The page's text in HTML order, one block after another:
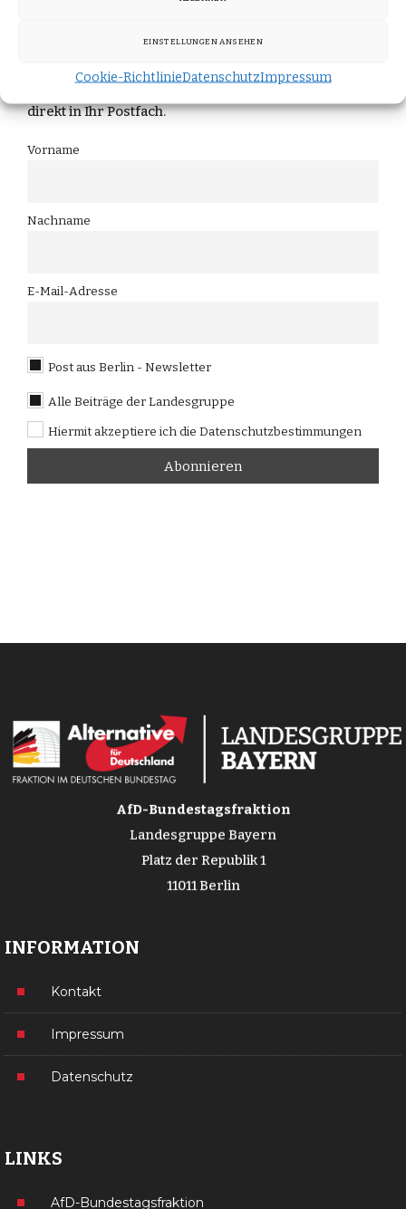
EINSTELLUNGEN ANSEHEN
Cookie-RichtlinieDatenschutzImpressum
Bleiben Sie informiert!
Berlin" an und erhalten Sie die neuesten Updates
direkt in Ihr Postfach.
Vorname
Nachname
E-Mail-Adresse
Post aus Berlin - Newsletter
Alle Beiträge der Landesgruppe
Hiermit akzeptiere ich die Datenschutzbestimmungen
AfD-Bundestagsfraktion
Landesgruppe Bayern
Platz der Republik 1
11011 Berlin
INFORMATION
Kontakt
Impressum
Datenschutz
LINKS
AfD-Bundestagsfraktion